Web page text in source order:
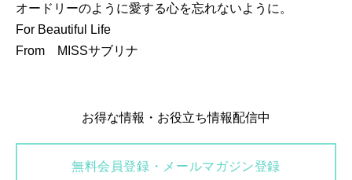
オードリーのように愛する心を忘れないように。
For Beautiful Life
From MISSサブリナ
お得な情報・お役立ち情報配信中
無料会員登録・メールマガジン登録